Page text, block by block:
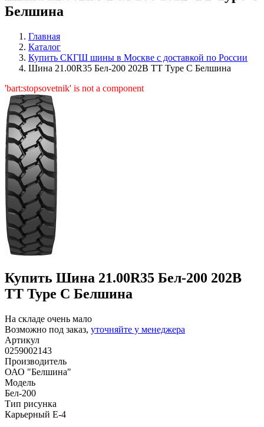
Белшина
Главная
Каталог
Купить СКГШ шины в Москве с доставкой по России
Шина 21.00R35 Бел-200 202B TT Type C Белшина
'bart:stopsovetnik' is not a component
Купить Шина 21.00R35 Бел-200 202B
TT Type C Белшина
На складе очень мало
Возможно под заказ, уточняйте у менеджера
Артикул
0259002143
Производитель
ОАО "Белшина"
Модель
Бел-200
Тип рисунка
Карьерный E-4